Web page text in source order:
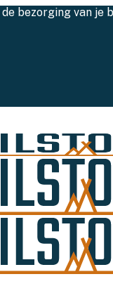
bezorging van je